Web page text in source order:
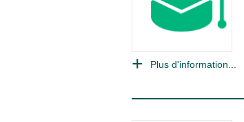
Plus d'information...